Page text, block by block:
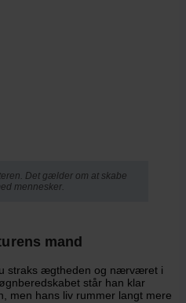
Det gælder om at skabe
mennesker.
mand
straks ægtheden og nærværet i
står han klar
men hans liv rummer langt mere